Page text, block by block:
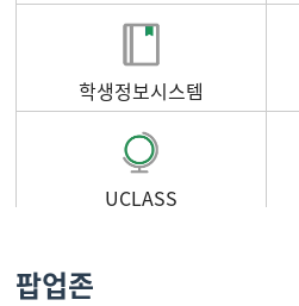
학생정보시스템
UCLASS
팝업존